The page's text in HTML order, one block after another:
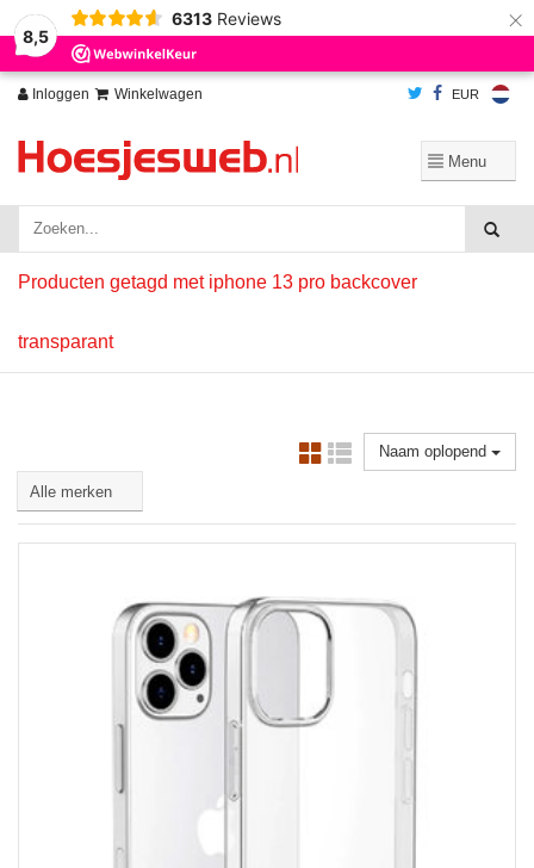
8,5
6313 Reviews ×
Inloggen Winkelwagen EUR
Producten getagd met iphone 13 pro backcover
transparant
Naam oplopend
Wij slaan cookies op om onze website te verbeteren. Is dat akkoord?
Ja
Nee